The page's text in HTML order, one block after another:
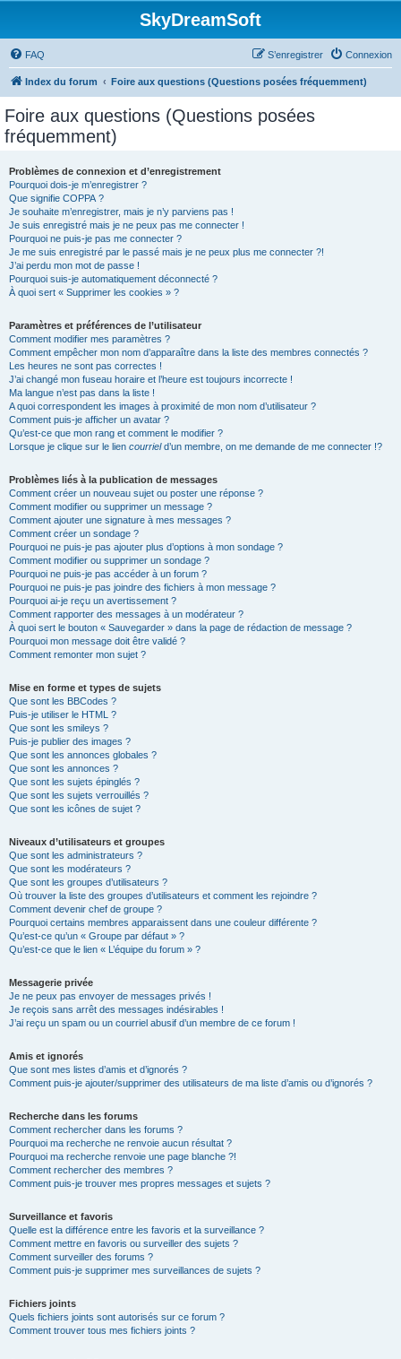
SkyDreamSoft
FAQ Connexion
S’enregistrer
Index du forum Foire aux questions (Questions posées fréquemment)
Foire aux questions (Questions posées
fréquemment)
Problèmes de connexion et d’enregistrement
Pourquoi dois-je m’enregistrer ?
Que signifie COPPA ?
Je souhaite m’enregistrer, mais je n’y parviens pas !
Je suis enregistré mais je ne peux pas me connecter !
Pourquoi ne puis-je pas me connecter ?
Je me suis enregistré par le passé mais je ne peux plus me connecter ?!
J’ai perdu mon mot de passe !
Pourquoi suis-je automatiquement déconnecté ?
À quoi sert « Supprimer les cookies » ?
Paramètres et préférences de l’utilisateur
Comment modifier mes paramètres ?
Comment empêcher mon nom d’apparaître dans la liste des membres connectés ?
Les heures ne sont pas correctes !
J’ai changé mon fuseau horaire et l’heure est toujours incorrecte !
Ma langue n’est pas dans la liste !
A quoi correspondent les images à proximité de mon nom d’utilisateur ?
Comment puis-je afficher un avatar ?
Qu’est-ce que mon rang et comment le modifier ?
Lorsque je clique sur le lien courrield’un membre, on me demande de me connecter !?
Problèmes liés à la publication de messages
Comment créer un nouveau sujet ou poster une réponse ?
Comment modifier ou supprimer un message ?
Comment ajouter une signature à mes messages ?
Comment créer un sondage ?
Pourquoi ne puis-je pas ajouter plus d’options à mon sondage ?
Comment modifier ou supprimer un sondage ?
Pourquoi ne puis-je pas accéder à un forum ?
Pourquoi ne puis-je pas joindre des fichiers à mon message ?
Pourquoi ai-je reçu un avertissement ?
Comment rapporter des messages à un modérateur ?
À quoi sert le bouton « Sauvegarder » dans la page de rédaction de message ?
Pourquoi mon message doit être validé ?
Comment remonter mon sujet ?
Mise en forme et types de sujets
Que sont les BBCodes ?
Puis-je utiliser le HTML ?
Que sont les smileys ?
Puis-je publier des images ?
Que sont les annonces globales ?
Que sont les annonces ?
Que sont les sujets épinglés ?
Que sont les sujets verrouillés ?
Que sont les icônes de sujet ?
Niveaux d’utilisateurs et groupes
Que sont les administrateurs ?
Que sont les modérateurs ?
Que sont les groupes d’utilisateurs ?
Où trouver la liste des groupes d’utilisateurs et comment les rejoindre ?
Comment devenir chef de groupe ?
Pourquoi certains membres apparaissent dans une couleur différente ?
Qu’est-ce qu’un « Groupe par défaut » ?
Qu’est-ce que le lien « L’équipe du forum » ?
Messagerie privée
Je ne peux pas envoyer de messages privés !
Je reçois sans arrêt des messages indésirables !
J’ai reçu un spam ou un courriel abusif d’un membre de ce forum !
Amis et ignorés
Que sont mes listes d’amis et d’ignorés ?
Comment puis-je ajouter/supprimer des utilisateurs de ma liste d’amis ou d’ignorés ?
Recherche dans les forums
Comment rechercher dans les forums ?
Pourquoi ma recherche ne renvoie aucun résultat ?
Pourquoi ma recherche renvoie une page blanche ?!
Comment rechercher des membres ?
Comment puis-je trouver mes propres messages et sujets ?
Surveillance et favoris
Quelle est la différence entre les favoris et la surveillance ?
Comment mettre en favoris ou surveiller des sujets ?
Comment surveiller des forums ?
Comment puis-je supprimer mes surveillances de sujets ?
Fichiers joints
Quels fichiers joints sont autorisés sur ce forum ?
Comment trouver tous mes fichiers joints ?